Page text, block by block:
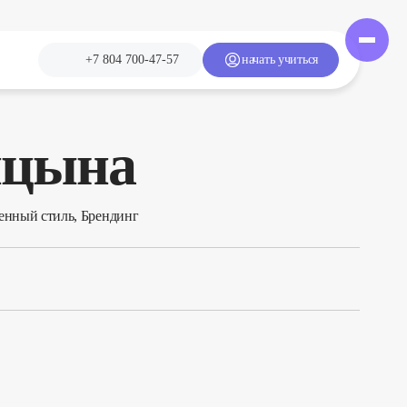
+7 804 700-47-57 начать учиться
стиль, Брендинг